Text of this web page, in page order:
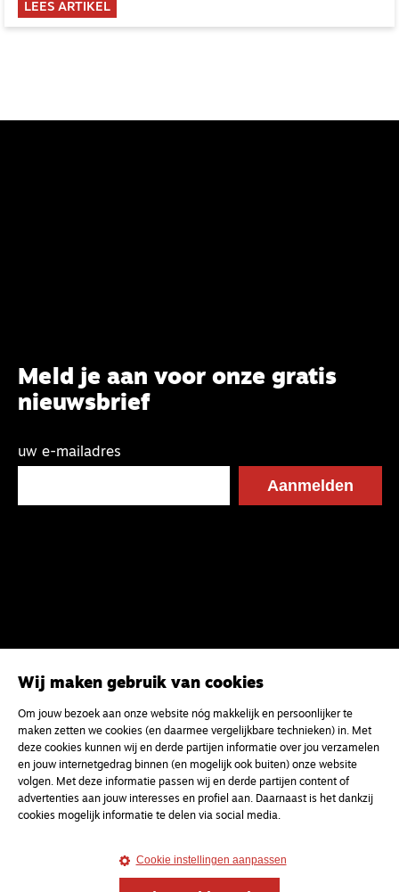
LEES ARTIKEL
Meld je aan voor onze gratis
nieuwsbrief
uw e-mailadres
MagazineOnderweg
en gesprek voor christenen onderweg, in het bijzonder
Wij maken gebruik van cookies
Om jouw bezoek aan onze website nóg makkelijk en persoonlijker te
maken zetten we cookies (en daarmee vergelijkbare technieken) in. Met
deze cookies kunnen wij en derde partijen informatie over jou verzamelen
en jouw internetgedrag binnen (en mogelijk ook buiten) onze website
volgen. Met deze informatie passen wij en derde partijen content of
advertenties aan jouw interesses en profiel aan. Daarnaast is het dankzij
cookies mogelijk informatie te delen via social media.
Cookie instellingen aanpassen